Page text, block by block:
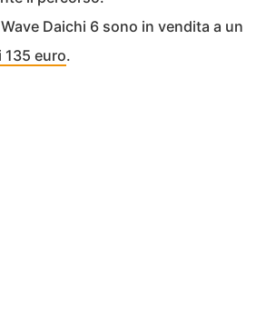
Daichi 6 sono in vendita a un
euro.